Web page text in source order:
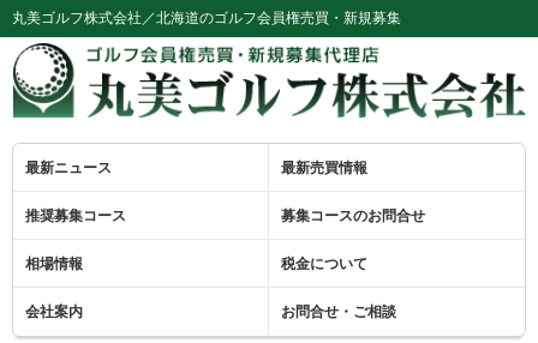
丸美ゴルフ株式会社／北海道のゴルフ会員権売買・新規募集
最新ニュース 最新売買情報
推奨募集コース 募集コースのお問合せ
相場情報 税金について
会社案内 お問合せ・ご相談